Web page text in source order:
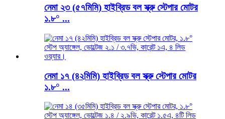
নেমা ২৩ (৫৭মিমি) হাইব্রিড বল স্ক্রু স্টেপার মোটর
১.৮° ...
নেমা ১৭ (৪২মিমি) হাইব্রিড বল স্ক্রু স্টেপার মোটর
১.৮° ...